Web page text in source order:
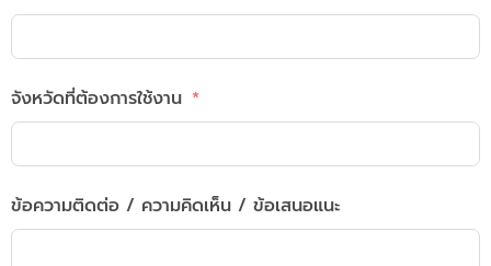
จังหวัดที่ต้องการใช้งาน
ข้อความติดต่อ / ความคิดเห็น / ข้อเสนอแนะ